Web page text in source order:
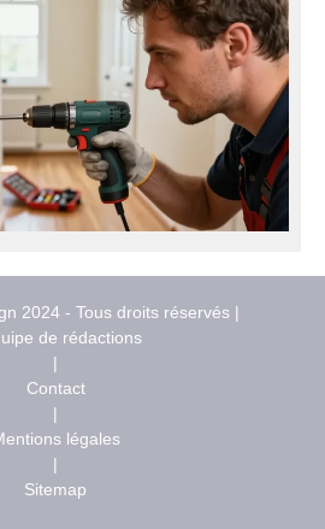
2024 - Tous droits réservés |
de rédactions
|
Contact
|
légales
|
Sitemap